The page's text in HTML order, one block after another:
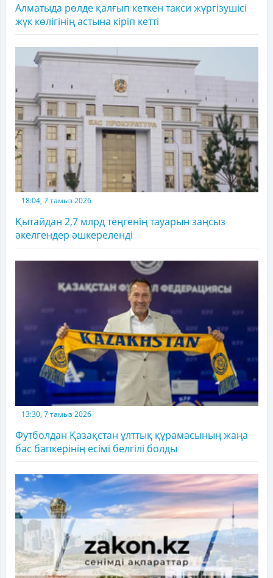
Алматыда рөлде қалғып кеткен такси жүргізушісі
жүк көлігінің астына кіріп кетті
18:04, 7 тамыз 2026
Қытайдан 2,7 млрд теңгенің тауарын заңсыз
әкелгендер әшкереленді
13:30, 7 тамыз 2026
Футболдан Қазақстан ұлттық құрамасының жаңа
бас бапкерінің есімі белгілі болды